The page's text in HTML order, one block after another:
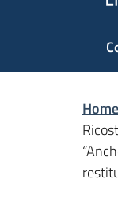
Home